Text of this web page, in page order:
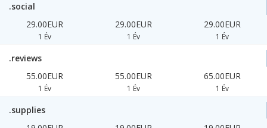
.social
29.00EUR
1 Év
29.00EUR
1 Év
29.00EUR
1 Év
.reviews
55.00EUR
1 Év
55.00EUR
1 Év
65.00EUR
1 Év
.supplies